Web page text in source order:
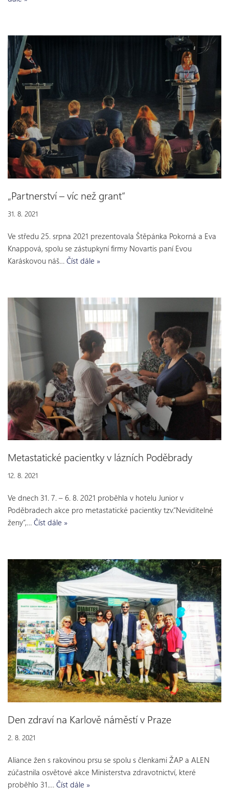
„Partnerství – víc než grant“
31. 8. 2021
Ve středu 25. srpna 2021 prezentovala Štěpánka Pokorná a Eva
Knappová, spolu se zástupkyní firmy Novartis paní Evou
Karáskovou náš… Číst dále »
Metastatické pacientky v lázních Poděbrady
12. 8. 2021
Ve dnech 31. 7. – 6. 8. 2021 proběhla v hotelu Junior v
Poděbradech akce pro metastatické pacientky tzv.“Neviditelné
ženy“,… Číst dále »
Den zdraví na Karlově náměstí v Praze
2. 8. 2021
Aliance žen s rakovinou prsu se spolu s členkami ŽAP a ALEN
zúčastnila osvětové akce Ministerstva zdravotnictví, které
proběhlo 31.… Číst dále »